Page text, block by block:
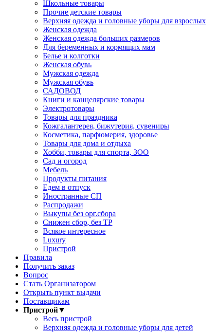
Школьные товары
Прочие детские товары
Верхняя одежда и головные уборы для взрослых
Женская одежда
Женская одежда больших размеров
Для беременных и кормящих мам
Белье и колготки
Женская обувь
Мужская одежда
Мужская обувь
САДОВОД
Книги и канцелярские товары
Электротовары
Товары для праздника
Кожгалантерея, бижутерия, сувениры
Косметика, парфюмерия, здоровье
Товары для дома и отдыха
Хобби, товары для спорта, ЗОО
Сад и огород
Мебель
Продукты питания
Едем в отпуск
Иностранные СП
Распродажи
Выкупы без орг.сбора
Снижен сбор, без ТР
Всякое интересное
Luxury
Пристрой
Правила
Получить заказ
Вопрос
Стать Организатором
Открыть пункт выдачи
Поставщикам
Пристрой▼
Весь пристрой
Верхняя одежда и головные уборы для детей